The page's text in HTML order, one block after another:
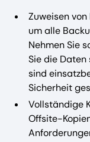
Zuweisen
um alle
Nehmen Sie
Sie die
sind
Sicherheit
Vollständige
Offsite-